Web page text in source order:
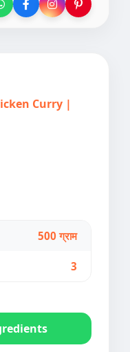
Curry |
500 ग्राम
3